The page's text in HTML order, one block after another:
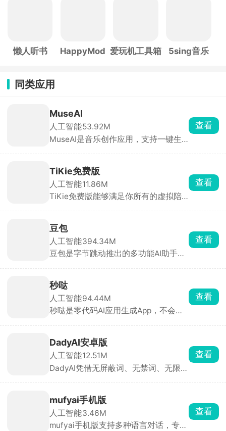
懒人听书 HappyMod 爱玩机工具箱 5sing音乐
同类应用
MuseAI
人工智能53.92M
MuseAI是音乐创作应用，支持一键生
式，可哼唱转曲、改词翻唱，并自动生
成MV。系统接入DeepSeek大模型，零
门槛输出高质量音频，满足从业余到专
业用户的需求。
查看
TiKie免费版
人工智能11.86M
TiKie免费版能够满足你所有的虚拟陪
角色都拥有独特的外貌、性格和聊天风
格，能根据设定与对话内容做出符合人
设的回应，代入感极强。聊天支持文
字、语音输入，也可直接选择AI生成的
查看
豆包
人工智能394.34M
豆包是字节跳动推出的多功能AI助手，
解用户问题，提供直击重点的答案。支
持语音输入与输出，提供多种音色选
择，甚至支持方言对话，拟人化程度
高，交流自然流畅。回答后主动推荐相
查看
秒哒
人工智能94.44M
秒哒是零代码AI应用生成App，不会写
览、改界面、打包发布。社区里有超多
别人做好的应用能直接玩，普通人也能
把想法变成真应用。
查看
DadyAI安卓版
人工智能12.51M
DadyAI凭借无屏蔽词、无禁词、无限制
代、奇幻、病娇、治愈等多种类型，可
通过搜索或分类快速找到心仪对象。除
了现有角色，你还能根据喜欢的人的性
格、身份、声音自定义创建专属角色
查看
mufyai手机版
人工智能3.46M
mufyai手机版支持多种语言对话，专为
查看